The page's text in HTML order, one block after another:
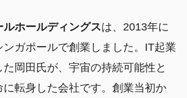
ホールディングスは、2013年に
ンガポールで創業しました。IT起業
岡田氏が、宇宙の持続可能性と
に転身した会社です。創業当初か